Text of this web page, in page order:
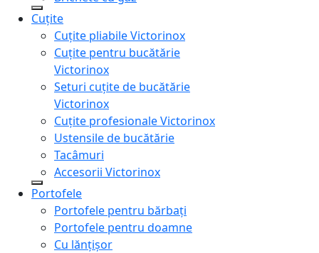
Cuțite
Cuțite pliabile Victorinox
Cuțite pentru bucătărie
Victorinox
Seturi cuțite de bucătărie
Victorinox
Cuțite profesionale Victorinox
Ustensile de bucătărie
Tacâmuri
Accesorii Victorinox
Portofele
Portofele pentru bărbați
Portofele pentru doamne
Cu lănțișor